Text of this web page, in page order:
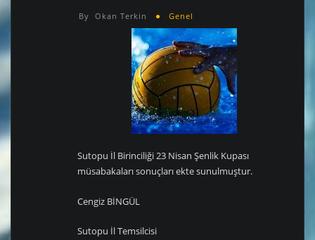
By Okan Terkin Genel
Sutopu İl Birinciliği 23 Nisan Şenlik Kupası
müsabakaları sonuçları ekte sunulmuştur.
Cengiz BİNGÜL
Sutopu İl Temsilcisi